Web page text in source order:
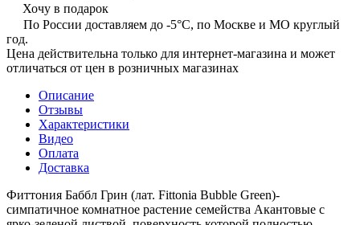
Хочу в подарок
По России доставляем до -5°C, по Москве и МО круглый
год.
Цена действительна только для интернет-магазина и может
отличаться от цен в розничных магазинах
Описание
Отзывы
Характеристики
Видео
Оплата
Доставка
Фиттония Баббл Грин (лат. Fittonia Bubble Green)-
симпатичное комнатное растение семейства Акантовые с